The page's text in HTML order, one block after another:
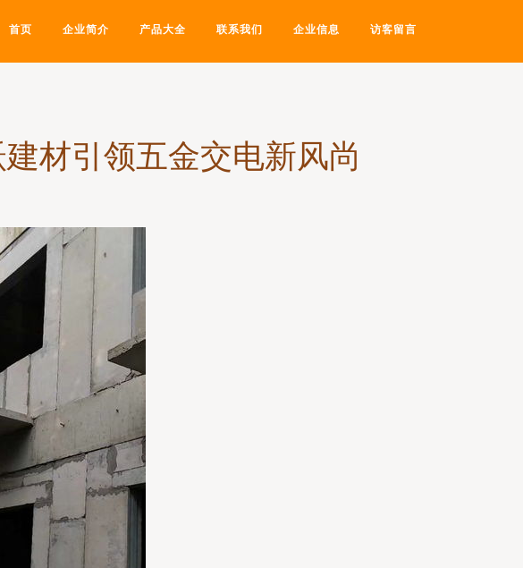
首页 企业简介 产品大全 联系我们 企业信息 访客留言
材引领五金交电新风尚